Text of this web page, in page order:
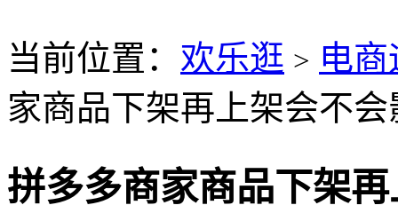
当前位置： 欢乐逛 > 电
家商品下架再上架会不
拼多多商家商品下架